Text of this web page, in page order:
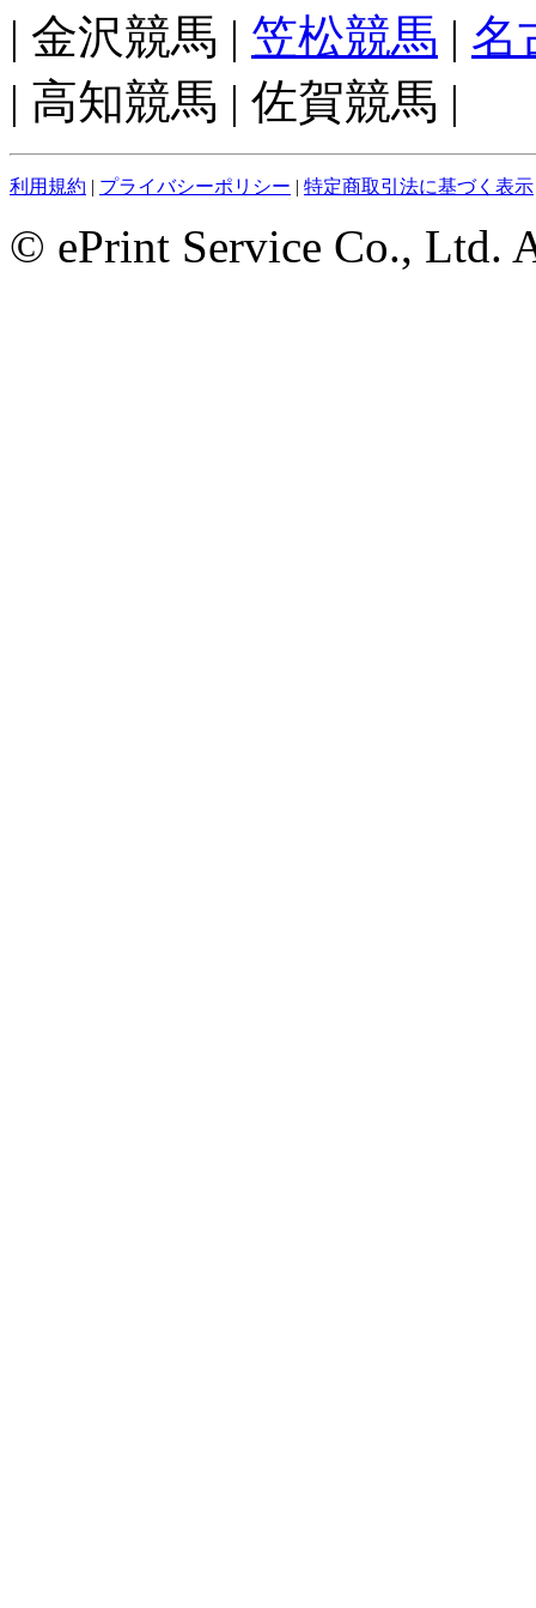
| 金沢競馬 | 笠松競馬 | 名
| 高知競馬 | 佐賀競馬 |
利用規約 | プライバシーポリシー | 特定商取引法に基づく表示
© ePrint Service Co., Ltd.